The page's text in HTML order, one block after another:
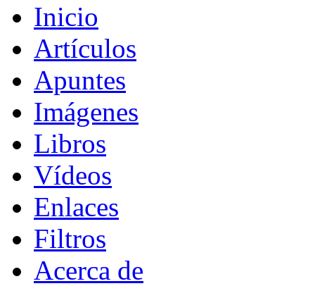
Inicio
Artículos
Apuntes
Imágenes
Libros
Vídeos
Enlaces
Filtros
Acerca de